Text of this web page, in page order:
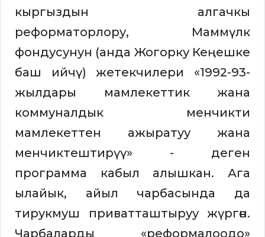
кыргыздын алгачкы
реформаторлору, Маммүлк
фондусунун (анда Жогорку Кеңешке
баш ийчү) жетекчилери «1992-93-
жылдары мамлекеттик жана
коммуналдык менчикти
мамлекеттен ажыратуу жана
менчиктештирүү» - деген
программа кабыл алышкан. Ага
ылайык, айыл чарбасында да
тирукмуш приватташтыруу жүргөн.
Чарбаларды «реформалоодо»